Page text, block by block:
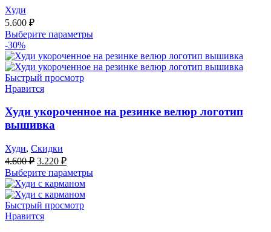
Худи
5.600 ₽
Выберите параметры
-30%
Быстрый просмотр
Нравится
Худи укороченное на резинке велюр логотип
вышивка
Худи, Скидки
4.600₽ Первоначальная
цена
составляла
4.600 ₽.
3.220 ₽Текущая
цена:
3.220 ₽.
Выберите параметры
Быстрый просмотр
Нравится